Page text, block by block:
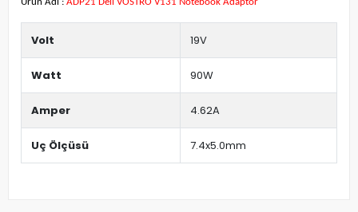
Ürün Adı : ADP21 Dell VOSTRO V131 Notebook Adaptör
Volt 19V
Watt 90W
Amper 4.62A
Uç Ölçüsü 7.4x5.0mm